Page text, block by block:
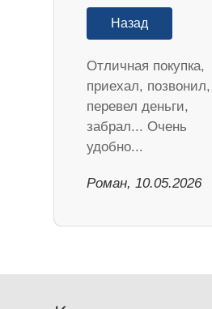
Назад
Отличная покупка,
приехал, позвонил,
перевел деньги,
забрал... Очень
удобно...
Роман, 10.05.2026